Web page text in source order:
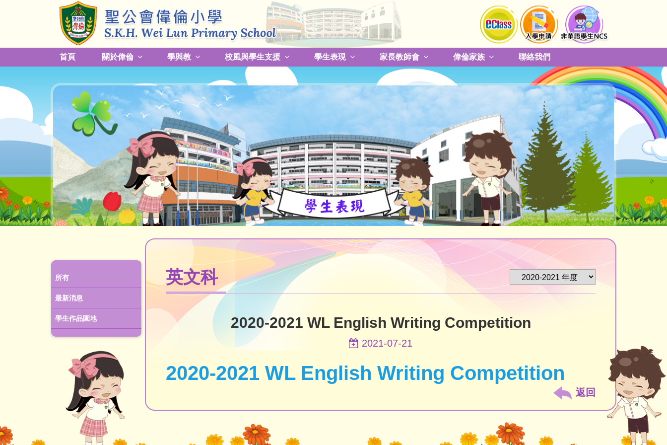
首頁 關於偉倫 學與教 校風與學生支援 學生表現 家長教師會 偉倫家族 聯絡我們
所有
最新消息
學生作品園地
英文科
2020-2021 WL English Writing Competition
2021-07-21
2020-2021 WL English Writing Competition
返回